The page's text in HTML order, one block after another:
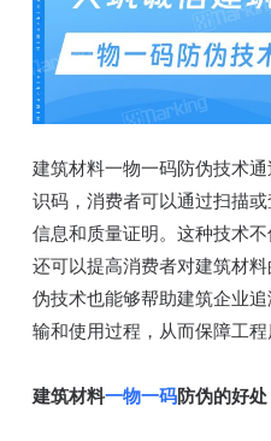
建筑材料一物一码防伪技术
识码，消费者可以通过扫描
信息和质量证明。这种技术
还可以提高消费者对建筑材
伪技术也能够帮助建筑企业
输和使用过程，从而保障工程
建筑材料一物一码防伪的好处